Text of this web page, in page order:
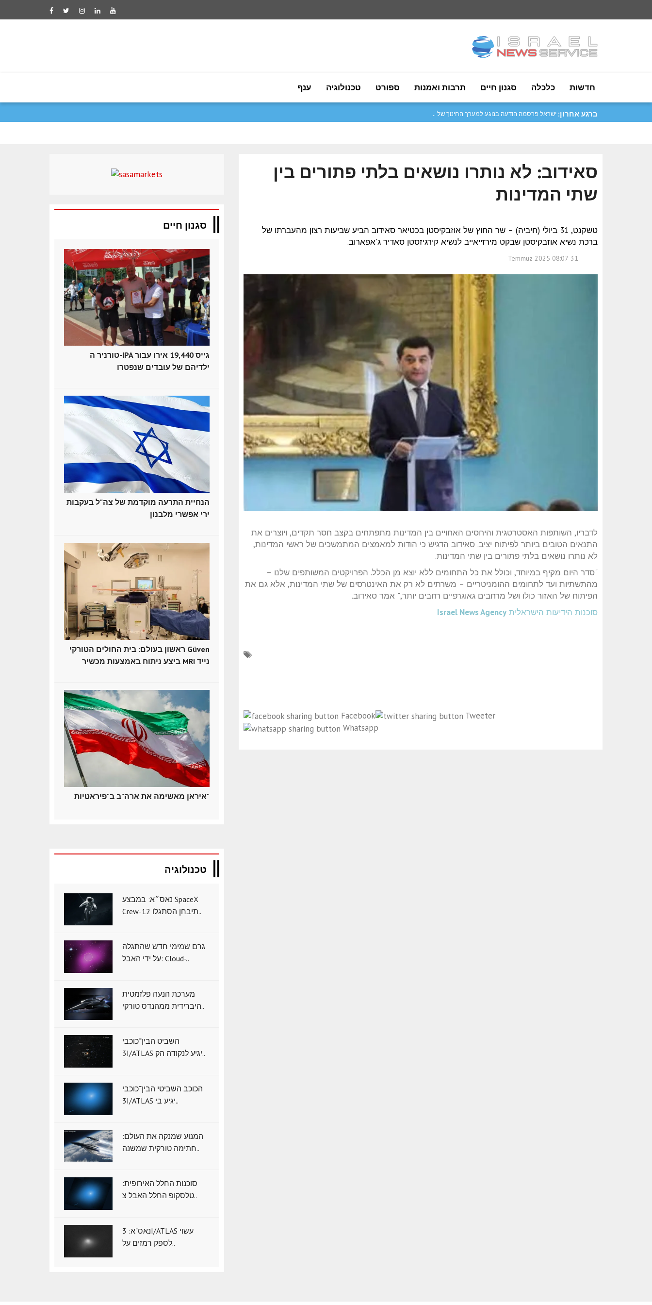
ענף טכנולוגיה ספורט תרבות ואמנות סגנון חיים כלכלה חדשות
ברגע אחרון: ישראל פרסמה הודעה בנוגע למערך החינוך של ..
סאידוב: לא נותרו נושאים בלתי פתורים בין
שתי המדינות
טשקנט, 31 ביולי (חיביה) – שר החוץ של אוזבקיסטן בכטיאר סאידוב הביע שביעות רצון מהעברתו של
ברכת נשיא אוזבקיסטן שבקט מירזייאייב לנשיא קירגיזסטן סאדיר ג'אפארוב.
31 Temmuz 2025 08:07
לדבריו, השותפות האסטרטגית והיחסים האחויים בין המדינות מתפתחים בקצב חסר תקדים, ויוצרים את
התנאים הטובים ביותר לפיתוח יציב. סאידוב הדגיש כי הודות למאמצים המתמשכים של ראשי המדינות,
לא נותרו נושאים בלתי פתורים בין שתי המדינות.
"סדר היום מקיף במיוחד, וכולל את כל התחומים ללא יוצא מן הכלל. הפרויקטים המשותפים שלנו –
מהתשתיות ועד לתחומים ההומניטריים – משרתים לא רק את האינטרסים של שתי המדינות, אלא גם את
הפיתוח של האזור כולו ושל מרחבים גאוגרפיים רחבים יותר," אמר סאידוב.
סוכנות הידיעות הישראלית Israel News Agency
Facebook
Tweeter
Whatsapp
סגנון חיים
טורניר ה-IPA גייס 19,440 אירו עבור
ילדיהם של עובדים שנפטרו
הנחיית התרעה מוקדמת של צה"ל בעקבות
ירי אפשרי מלבנון
ראשון בעולם: בית החולים הטורקי Güven
ביצע ניתוח באמצעות מכשיר MRI נייד
איראן מאשימה את ארה"ב ב"פיראטיות"
טכנולוגיה
נאס״א: במבצע SpaceX
Crew-12 תיבחן הסתגלו..
גרם שמימי חדש שהתגלה
על ידי האבל: Cloud-..
מערכת הנעה פלזמטית
היברידית ממהנדס טורקי..
השביט הבין־כוכבי
3I/ATLAS יגיע לנקודה הק..
הכוכב השביטי הבין־כוכבי
3I/ATLAS יגיע בי..
המנוע שמנקה את העולם:
חתימה טורקית שמשנה..
סוכנות החלל האירופית:
טלסקופ החלל האבל צ..
נאס"א: ‏3I/ATLAS עשוי
לספק רמזים על..